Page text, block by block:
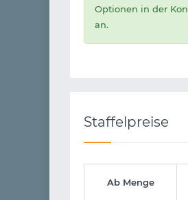
Optionen in der
an.
Staffelpreise
Ab Menge